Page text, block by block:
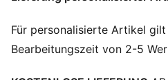
Für personalisierte Artikel
Bearbeitungszeit von 2-5